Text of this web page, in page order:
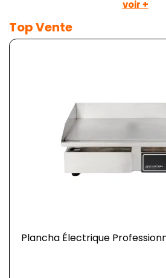
voir +
Top Vente
Plancha Électrique